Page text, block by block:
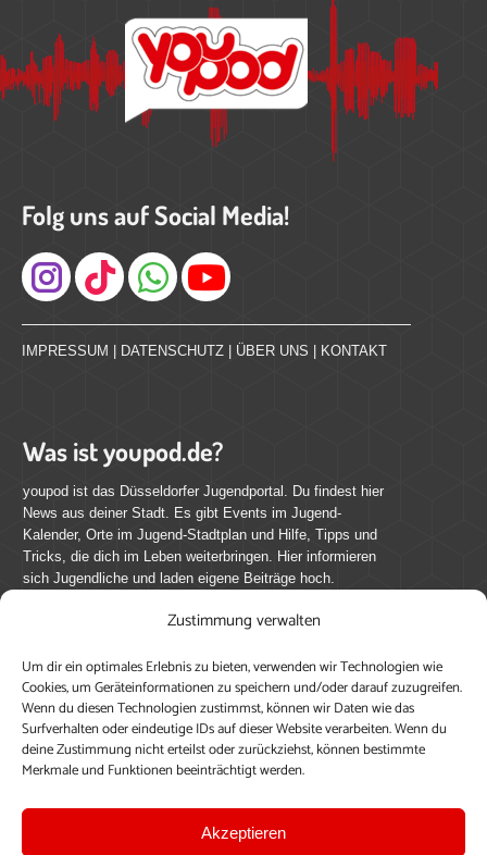
Zustimmung verwalten
Um dir ein optimales Erlebnis zu bieten, verwenden wir Technologien wie
Cookies, um Geräteinformationen zu speichern und/oder darauf zuzugreifen.
Wenn du diesen Technologien zustimmst, können wir Daten wie das
Surfverhalten oder eindeutige IDs auf dieser Website verarbeiten. Wenn du
deine Zustimmung nicht erteilst oder zurückziehst, können bestimmte
Merkmale und Funktionen beeinträchtigt werden.
Akzeptieren
Folg uns auf Social Media!
Instagram
IMPRESSUM DATENSCHUTZ ÜBER UNS KONTAKT
Was ist youpod.de?
youpod ist das Düsseldorfer Jugendportal. Du findest hier
News aus deiner Stadt. Es gibt Events im Jugend-
Kalender, Orte im Jugend-Stadtplan und Hilfe, Tipps und
Tricks, die dich im Leben weiterbringen. Hier informieren
sich Jugendliche und laden eigene Beiträge hoch.
Mach mit bei youpod.de!
youpod.de lebt von Menschen wie dir. Sammel
journalistische Erfahrung, teile deine Perspektive und
veröffentliche deine Beiträge auf youpod.de.Du musst
dich anmelden, um alle Funktionen nutzen zu können, ein
Profil anzulegen, eigene Beiträge hochzuladen und zu
Einloggen